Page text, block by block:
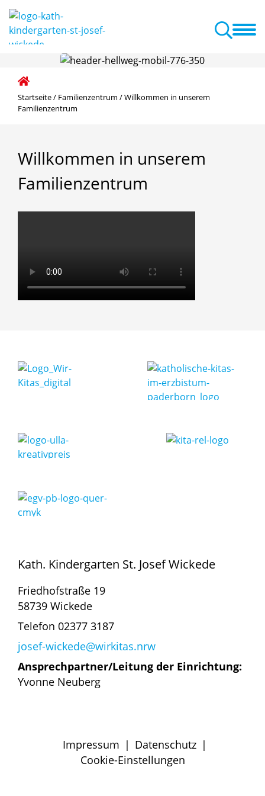
Informationen Familienzentrum
Startseite/ Familienzentrum /Willkommen in unserem
Familienzentrum
Willkommen in unserem
Familienzentrum
Kath. Kindergarten St. Josef Wickede
Friedhofstraße 19
58739 Wickede
Telefon 02377 3187
josef-wickede@wirkitas.nrw
Ansprechpartner/Leitung der Einrichtung:
Yvonne Neuberg
Impressum | Datenschutz |
Cookie-Einstellungen